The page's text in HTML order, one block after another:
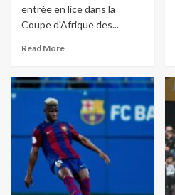
entrée en lice dans la
Coupe d'Afrique des...
Read More